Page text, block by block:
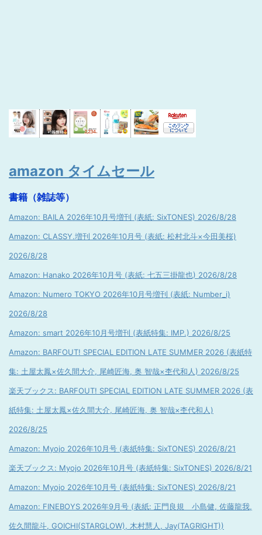
amazon タイムセール
書籍（雑誌等）
Amazon: BAILA 2026年10月号増刊 (表紙: SixTONES) 2026/8/28
Amazon: CLASSY.増刊 2026年10月号 (表紙: 松村北斗×今田美桜)
2026/8/28
Amazon: Hanako 2026年10月号 (表紙: 七五三掛龍也) 2026/8/28
Amazon: Numero TOKYO 2026年10月号増刊 (表紙: Number_i)
2026/8/28
Amazon: smart 2026年10月号増刊 (表紙特集: IMP.) 2026/8/25
Amazon: BARFOUT! SPECIAL EDITION LATE SUMMER 2026 (表紙特
集: 土屋太鳳×佐久間大介, 尾崎匠海, 奥 智哉×杢代和人) 2026/8/25
楽天ブックス: BARFOUT! SPECIAL EDITION LATE SUMMER 2026 (表
紙特集: 土屋太鳳×佐久間大介, 尾崎匠海, 奥 智哉×杢代和人)
2026/8/25
Amazon: Myojo 2026年10月号 (表紙特集: SixTONES) 2026/8/21
楽天ブックス: Myojo 2026年10月号 (表紙特集: SixTONES) 2026/8/21
Amazon: Myojo 2026年10月号 (表紙特集: SixTONES) 2026/8/21
Amazon: FINEBOYS 2026年9月号 (表紙: 正門良規 小島健, 佐藤龍我,
佐久間龍斗, GOICHI(STARGLOW), 木村慧人, Jay(TAGRIGHT))